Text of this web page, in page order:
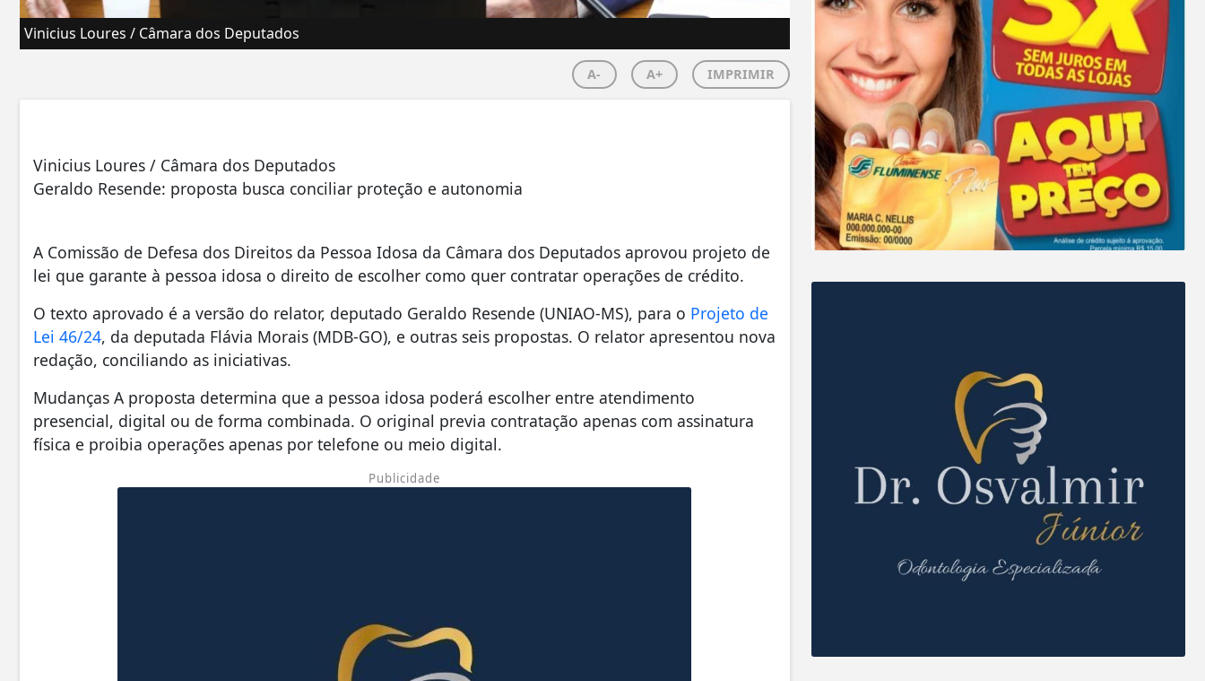
Vinicius Loures / Câmara dos Deputados
A- A+ IMPRIMIR
Vinicius Loures / Câmara dos Deputados
Geraldo Resende: proposta busca conciliar proteção e autonomia
A Comissão de Defesa dos Direitos da Pessoa Idosa da Câmara dos Deputados aprovou projeto de
lei que garante à pessoa idosa o direito de escolher como quer contratar operações de crédito.
O texto aprovado é a versão do relator, deputado Geraldo Resende (UNIAO-MS), para o Projeto de
Lei 46/24, da deputada Flávia Morais (MDB-GO), e outras seis propostas. O relator apresentou nova
redação, conciliando as iniciativas.
Mudanças A proposta determina que a pessoa idosa poderá escolher entre atendimento
presencial, digital ou de forma combinada. O original previa contratação apenas com assinatura
física e proibia operações apenas por telefone ou meio digital.
Publicidade